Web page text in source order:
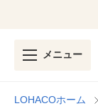
メニュー
LOHACOホーム